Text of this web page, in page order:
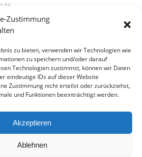
Zustimmung
zu bieten, verwenden wir Technologien wie
zu speichern und/oder darauf
Technologien zustimmst, können wir Daten
eindeutige IDs auf dieser Website
Zustimmung nicht erteilst oder zurückziehst,
und Funktionen beeinträchtigt werden.
Akzeptieren
Ablehnen
Interzoo2018
- 14:10
catalog!
- 13:33